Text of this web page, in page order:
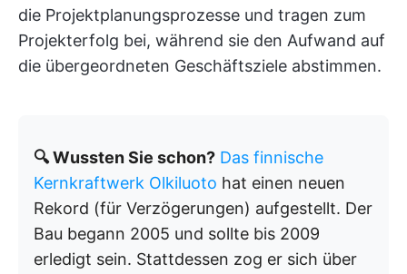
die Projektplanungsprozesse und tragen zum
Projekterfolg bei, während sie den Aufwand auf
die übergeordneten Geschäftsziele abstimmen.
🔍 Wussten Sie schon? Das finnische
Kernkraftwerk Olkiluoto hat einen neuen
Rekord (für Verzögerungen) aufgestellt. Der
Bau begann 2005 und sollte bis 2009
erledigt sein. Stattdessen zog er sich über